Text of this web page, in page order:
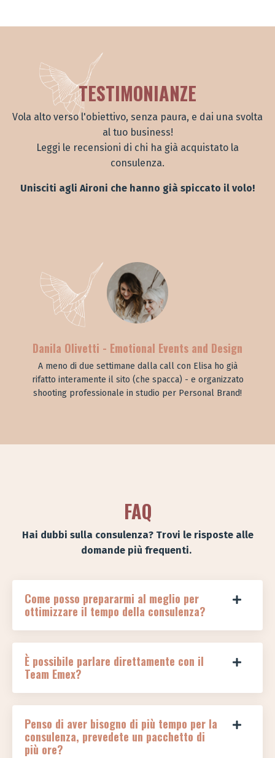
TESTIMONIANZE
Vola alto verso l'obiettivo, senza paura, e dai una svolta
al tuo business!
Leggi le recensioni di chi ha già acquistato la
consulenza.
Unisciti agli Aironi che hanno già spiccato il volo!
Danila Olivetti - Emotional Events and Design
A meno di due settimane dalla call con Elisa ho già
rifatto interamente il sito (che spacca) - e organizzato
shooting professionale in studio per Personal Brand!
FAQ
Hai dubbi sulla consulenza? Trovi le risposte alle
domande più frequenti.
Come posso prepararmi al meglio per
ottimizzare il tempo della consulenza?
È possibile parlare direttamente con il
Team Emex?
Penso di aver bisogno di più tempo per la
consulenza, prevedete un pacchetto di
più ore?